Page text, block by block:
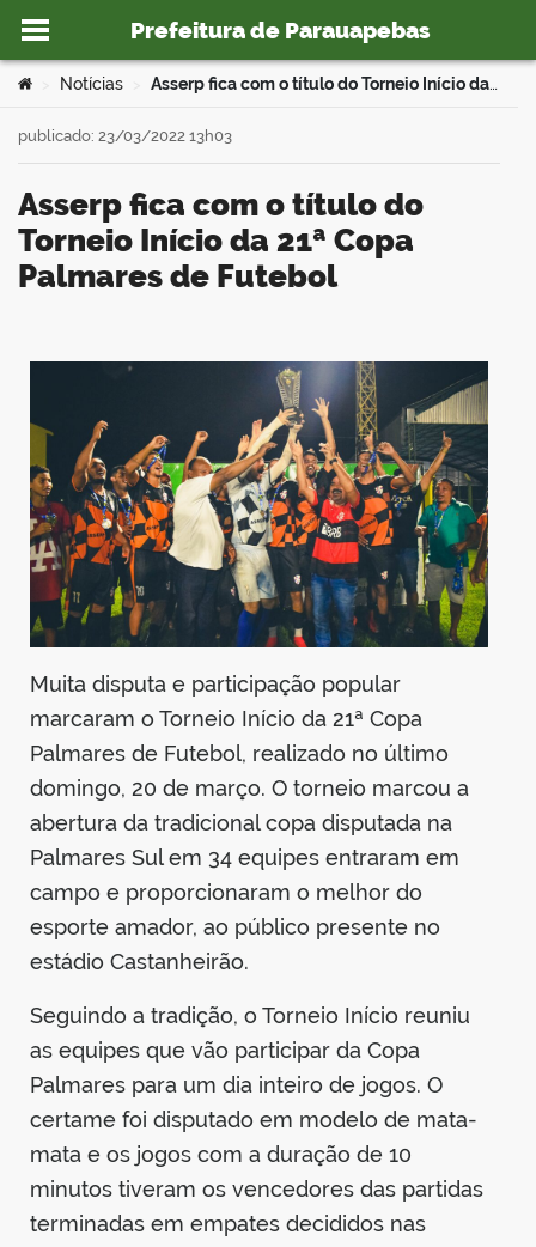
Ir para o conteúdo
Prefeitura de Parauapebas
portal
Você está aqui:
Notícias Asserp fica com o título do Torneio Início da 21ª Copa Palmares de Futebol
Asserp fica com o título do
Torneio Início da 21ª Copa
Palmares de Futebol
publicado: 23/03/2022 13h03
Muita disputa e participação popular
marcaram o Torneio Início da 21ª Copa
Palmares de Futebol, realizado no último
domingo, 20 de março. O torneio marcou a
abertura da tradicional copa disputada na
Palmares Sul em 34 equipes entraram em
campo e proporcionaram o melhor do
esporte amador, ao público presente no
estádio Castanheirão.
Seguindo a tradição, o Torneio Início reuniu
as equipes que vão participar da Copa
Palmares para um dia inteiro de jogos. O
certame foi disputado em modelo de mata-
mata e os jogos com a duração de 10
minutos tiveram os vencedores das partidas
terminadas em empates decididos nas